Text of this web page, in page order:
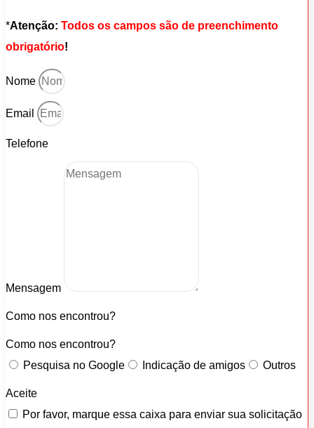
*Atenção: Todos os campos são de preenchimento
obrigatório!
Nome
Email
Telefone
Mensagem
Como nos encontrou?
Como nos encontrou?
Pesquisa no Google
Indicação de amigos Outros
Aceite
Por favor, marque essa caixa para enviar sua solicitação